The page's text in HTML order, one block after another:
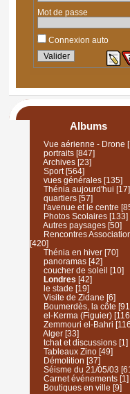
Mot de passe
Connexion auto
Albums
Vue aérienne - Drone
portraits[847]
Archives [23]
Sport[564]
vues générales[135]
Thénia aujourd'hui [17]
quartiers[57]
l'avenue et le centre
Photos Scolaires[133]
Autres paysages[50]
Rencontres
[420]
Thénia en hiver[70]
panoramas[42]
coucher de soleil [10]
Londres [42]
le stade [19]
Visite de Zidane [6]
Boumerdès, la côte
el-Kerma (Figuier)
Zemmouri el-Bahri
Alger[33]
tchat et discussions[1]
Tableaux Zino[49]
Démolition [37]
Séisme du 21/05/03
Carnet événements[1]
Boutiques en ville [9]